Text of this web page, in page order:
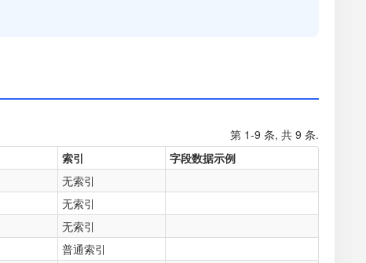
第 1-9 条, 共 9 条.
索引
字段数据示例
无索引
无索引
无索引
普通索引